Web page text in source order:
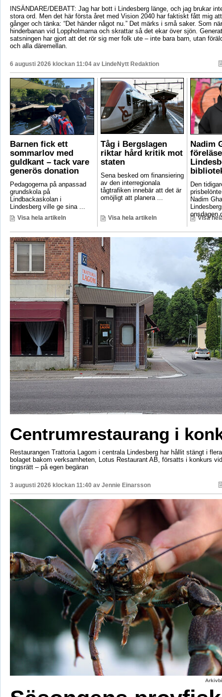
INSÄNDARE/DEBATT: Jag har bott i Lindesberg länge, och jag brukar
stora ord. Men det här första året med Vision 2040 har faktiskt fått mig
gånger och tänka: “Det händer något nu.” Det märks i små saker. Som
hinderbanan vid Loppholmarna och skrattar så det ekar över sjön.
satsningen har gjort att det rör sig mer folk ute – inte bara barn, utan
och alla däremellan.
6 augusti 2026 klockan 11:04 av LindeNytt Redaktion
Barnen fick ett
sommarlov med
guldkant – tack vare
generös donation
Pedagogerna på anpassad
grundskola på
Lindbackaskolan i
Lindesberg ville ge sina ...
Visa hela artikeln
Tåg i Bergslagen
riktar hård kritik mot
staten
Sena besked om finansiering
av den interregionala
tågtrafiken innebär att det är
omöjligt att planera ...
Visa hela artikeln
Nadim
Den
Nadim
onsdagen
Visa
Centrumrestaurang i
Restaurangen Trattoria Lagom i centrala Lindesberg har hållit stängt i
bolaget bakom verksamheten, Lotus Restaurant AB, försatts i konkurs
tingsrätt – på egen begäran
3 augusti 2026 klockan 11:40 av Jennie Einarsson